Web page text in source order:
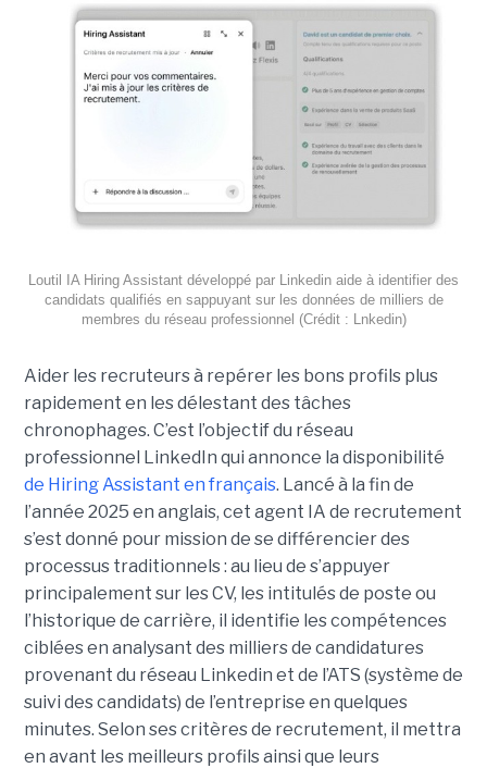
Loutil IA Hiring Assistant développé par Linkedin aide à identifier des
candidats qualifiés en sappuyant sur les données de milliers de
membres du réseau professionnel (Crédit : Lnkedin)
Aider les recruteurs à repérer les bons profils plus
rapidement en les délestant des tâches
chronophages. C’est l’objectif du réseau
professionnel LinkedIn qui annonce la disponibilité
de Hiring Assistant en français. Lancé à la fin de
l’année 2025 en anglais, cet agent IA de recrutement
s’est donné pour mission de se différencier des
processus traditionnels : au lieu de s’appuyer
principalement sur les CV, les intitulés de poste ou
l’historique de carrière, il identifie les compétences
ciblées en analysant des milliers de candidatures
provenant du réseau Linkedin et de l’ATS (système de
suivi des candidats) de l’entreprise en quelques
minutes. Selon ses critères de recrutement, il mettra
en avant les meilleurs profils ainsi que leurs